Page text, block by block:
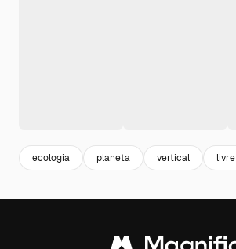
ecologia planeta vertical livre